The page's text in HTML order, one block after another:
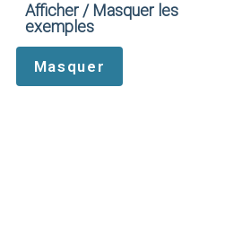
Afficher / Masquer les
exemples